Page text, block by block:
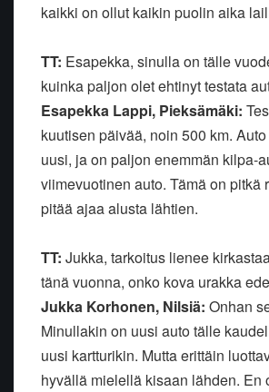
kaikki on ollut kaikin puolin aika
TT: Esapekka, sinulla on tälle
kuinka paljon olet ehtinyt testata
Esapekka Lappi, Pieksämäki:
kuutisen päivää, noin 500 km.
uusi, ja on paljon enemmän kilpa-
viimevuotinen auto. Tämä on pitkä
pitää ajaa alusta lähtien.
TT: Jukka, tarkoitus lienee
tänä vuonna, onko kova urakka
Jukka Korhonen, Nilsiä: Onhan
Minullakin on uusi auto tälle
uusi kartturikin. Mutta erittäin
hyvällä mielellä kisaan lähden. En